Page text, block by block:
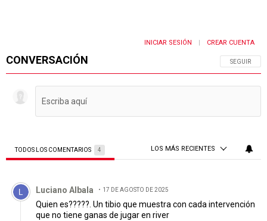
CONVERSACIÓN SIGA ESTA
SEGUIR
INICIAR SESIÓN CREAR CUENTA
TODOS LOS COMENTARIOS 4 LOS MÁS RECIENTES
Comentario de Luciano Albala.
Luciano Albala 17 DE AGOSTO DE 2025
Quien es?????. Un tibio que muestra con cada intervención
que no tiene ganas de jugar en river